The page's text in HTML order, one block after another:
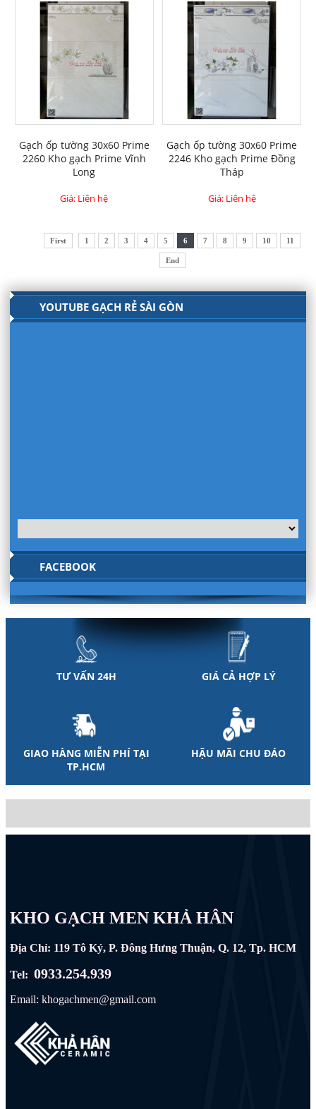
Gạch ốp tường 30x60 Prime
2260 Kho gạch Prime Vĩnh
Long
Giá: Liên hệ
Gạch ốp tường 30x60 Prime
2246 Kho gạch Prime Đồng
Tháp
Giá: Liên hệ
First 1 2 3 4 5 6 7 8 9 10 11
End
YOUTUBE GẠCH RẺ SÀI GÒN
FACEBOOK
TƯ VẤN 24H GIÁ CẢ HỢP LÝ
GIAO HÀNG MIỄN PHÍ TẠI
TP.HCM
HẬU MÃI CHU ĐÁO
KHO GẠCH MEN KHẢ HÂN
Địa Chỉ: 119 Tô Ký, P. Đông Hưng Thuận, Q. 12, Tp. HCM
Tel:0933.254.939
Email: khogachmen@gmail.com